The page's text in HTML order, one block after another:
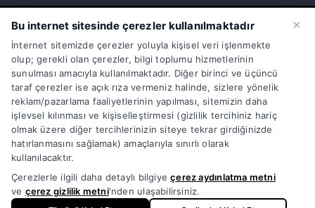
15 Temmuz Mah. 1468 Sok. No:5/31
info@torasarj.com
torateknik@hs01.kep.tr
0850 808 86 72
© Copyright 1998 - 2026 | Tüm Hakları Saklıdır | Powered
×
Bu internet sitesinde çerezler kullanılmaktadır
İnternet sitemizde çerezler yoluyla kişisel veri işlenmekte
olup; gerekli olan çerezler, bilgi toplumu hizmetlerinin
sunulması amacıyla kullanılmaktadır. Diğer birinci ve üçüncü
taraf çerezler ise açık rıza vermeniz halinde, sizlere yönelik
reklam/pazarlama faaliyetlerinin yapılması, sitemizin daha
işlevsel kılınması ve kişiselleştirmesi (gizlilik tercihiniz hariç
olmak üzere diğer tercihlerinizin siteye tekrar girdiğinizde
hatırlanmasını sağlamak) amaçlarıyla sınırlı olarak
kullanılacaktır.
Çerezlerle ilgili daha detaylı bilgiyeçerez aydınlatma metni
ve çerez gizlilik metni'nden ulaşabilirsiniz.